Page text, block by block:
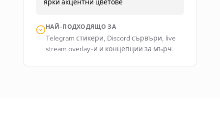
ярки акцентни цветове
НАЙ-ПОДХОДЯЩО ЗА
Telegram стикери, Discord сървъри, live
stream overlay-и и концепции за мърч.